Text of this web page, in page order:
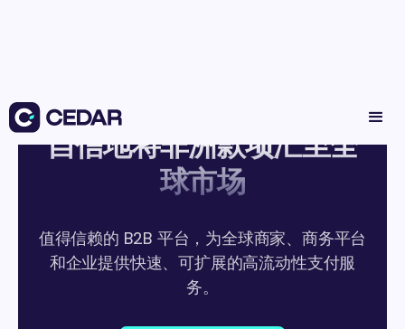
自信地将非洲款项汇至全
球市场
值得信赖的 B2B 平台，为全球商家、商务平台
和企业提供快速、可扩展的高流动性支付服
务。